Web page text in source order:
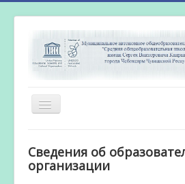
Включить/
выключить
Новости
Сведения об
организации